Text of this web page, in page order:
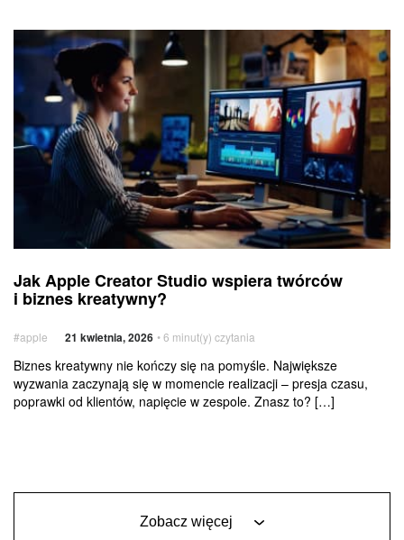
Jak
Apple
Creator
Studio
wspiera
twórców
i biznes
kreatywny?
Apple
Creator
wspiera
twórców
i biznes
kreatywny?
Usługi
dodatkowe
Jak Apple Creator Studio wspiera twórców
i biznes kreatywny?
#apple 21 kwietnia, 2026 • 6 minut(y) czytania
Biznes kreatywny nie kończy się na pomyśle. Największe
wyzwania zaczynają się w momencie realizacji – presja czasu,
poprawki od klientów, napięcie w zespole. Znasz to? […]
Zobacz więcej